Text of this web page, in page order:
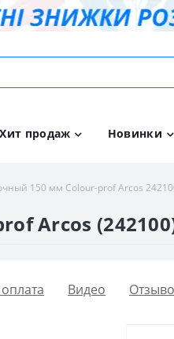
Хит продаж Новинки
150 мм Сolour-prof Arcos
Arcos
Видео